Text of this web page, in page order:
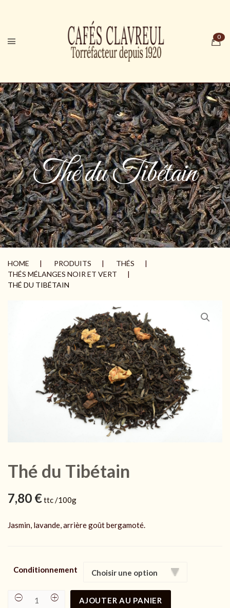
Thé du Tibétain
HOME PRODUITS
THÉS
THÉS MÉLANGES NOIR ET VERT
THÉ DU TIBÉTAIN
Thé du Tibétain
7,80 €ttc /100g
Jasmin, lavande, arrière goût bergamoté.
Conditionnement
Thé
AJOUTER AU PANIER